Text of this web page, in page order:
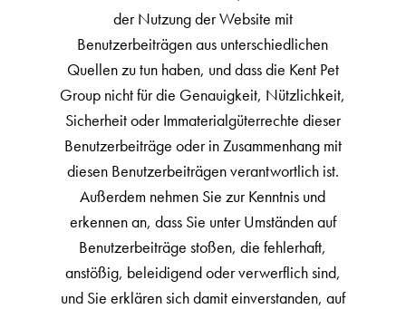
der Nutzung der Website mit
Benutzerbeiträgen aus unterschiedlichen
Quellen zu tun haben, und dass die Kent Pet
Group nicht für die Genauigkeit, Nützlichkeit,
Sicherheit oder Immaterialgüterrechte dieser
Benutzerbeiträge oder in Zusammenhang mit
diesen Benutzerbeiträgen verantwortlich ist.
Außerdem nehmen Sie zur Kenntnis und
erkennen an, dass Sie unter Umständen auf
Benutzerbeiträge stoßen, die fehlerhaft,
anstößig, beleidigend oder verwerflich sind,
und Sie erklären sich damit einverstanden, auf